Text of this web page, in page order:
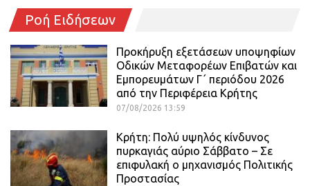
Ροή Ειδήσεων
Προκήρυξη εξετάσεων υποψηφίων
Οδικών Μεταφορέων Επιβατών και
Εμπορευμάτων Γ΄ περιόδου 2026
από την Περιφέρεια Κρήτης
07/08/2026 13:59
Κρήτη: Πολύ υψηλός κίνδυνος
πυρκαγιάς αύριο Σάββατο – Σε
επιφυλακή ο μηχανισμός Πολιτικής
Προστασίας